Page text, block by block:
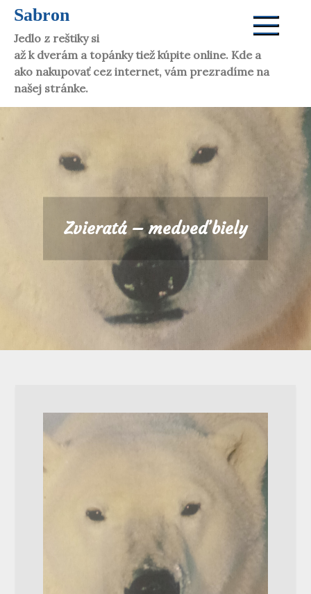
Skip
content
Sabron
Jedlo z reštiky si dáte aj doma. Víno vám donesú
až k dverám a topánky tiež kúpite online. Kde a
ako nakupovať cez internet, vám prezradíme na
našej stránke.
Zvieratá – medveď biely